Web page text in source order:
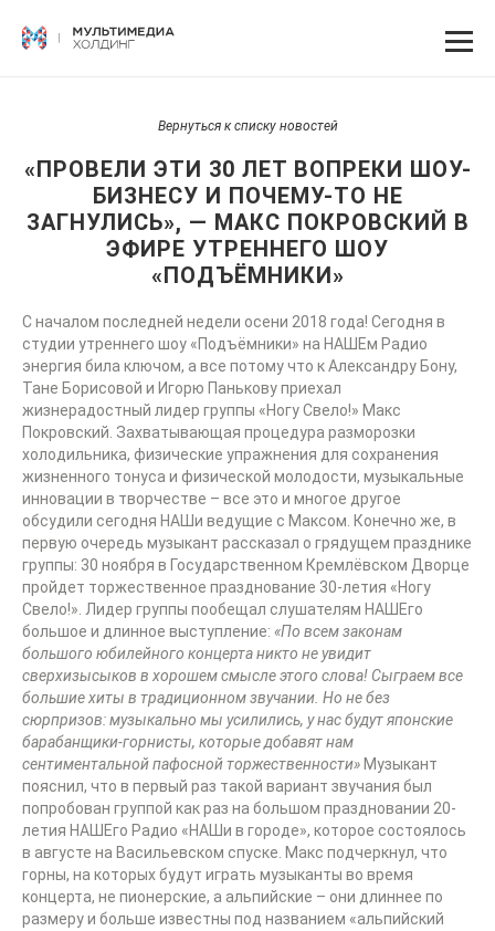
Вернуться к списку новостей
«ПРОВЕЛИ ЭТИ 30 ЛЕТ ВОПРЕКИ ШОУ-
БИЗНЕСУ И ПОЧЕМУ-ТО НЕ
ЗАГНУЛИСЬ», — МАКС ПОКРОВСКИЙ В
ЭФИРЕ УТРЕННЕГО ШОУ
«ПОДЪЁМНИКИ»
С началом последней недели осени 2018 года! Сегодня в
студии утреннего шоу «Подъёмники» на НАШЕм Радио
энергия била ключом, а все потому что к Александру Бону,
Тане Борисовой и Игорю Панькову приехал
жизнерадостный лидер группы «Ногу Свело!» Макс
Покровский. Захватывающая процедура разморозки
холодильника, физические упражнения для сохранения
жизненного тонуса и физической молодости, музыкальные
инновации в творчестве – все это и многое другое
обсудили сегодня НАШи ведущие с Максом. Конечно же, в
первую очередь музыкант рассказал о грядущем празднике
группы: 30 ноября в Государственном Кремлёвском Дворце
пройдет торжественное празднование 30-летия «Ногу
Свело!». Лидер группы пообещал слушателям НАШЕго
большое и длинное выступление: «По всем законам
большого юбилейного концерта никто не увидит
сверхизысыков в хорошем смысле этого слова! Сыграем все
большие хиты в традиционном звучании. Но не без
сюрпризов: музыкально мы усилились, у нас будут японские
барабанщики-горнисты, которые добавят нам
сентиментальной пафосной торжественности» Музыкант
пояснил, что в первый раз такой вариант звучания был
попробован группой как раз на большом праздновании 20-
летия НАШЕго Радио «НАШи в городе», которое состоялось
в августе на Васильевском спуске. Макс подчеркнул, что
горны, на которых будут играть музыканты во время
концерта, не пионерские, а альпийские – они длиннее по
размеру и больше известны под названием «альпийский